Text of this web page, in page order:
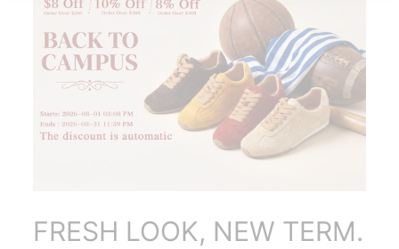
FRESH LOOK, NEW TERM.